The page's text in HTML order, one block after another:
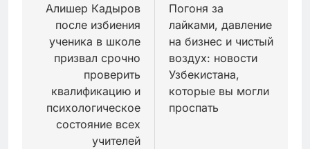
по
записям
Алишер Кадыров
после избиения
ученика в школе
призвал срочно
проверить
квалификацию и
психологическое
состояние всех
учителей
Погоня за
лайками, давление
на бизнес и чистый
воздух: новости
Узбекистана,
которые вы могли
проспать